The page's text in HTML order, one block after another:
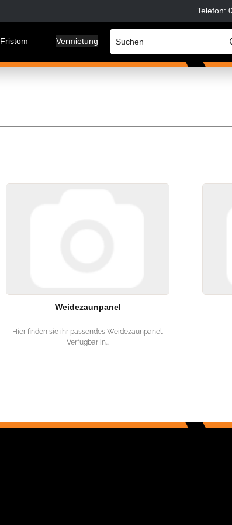
Telefon:
Fristom Vermietung Werkstatt, Haus & Hof
Weidezaunpanel
Hier finden sie ihr passendes Weidezaunpanel.
Verfügbar in...